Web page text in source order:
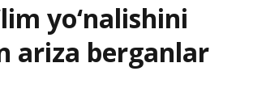
yo‘nalishini
ariza berganlar